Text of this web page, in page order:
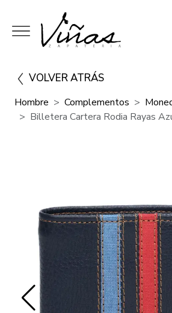
VOLVER ATRÁS
Hombre Complementos
Billetera Cartera Rodia Rayas